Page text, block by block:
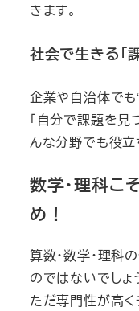
きます。
社会で生きる「
企業や自治体でも
「自分で課題を見
んな分野でも役立
数学・理科こ
め！
算数・数学・理科
のではないでしょ
ただ専門性が高く